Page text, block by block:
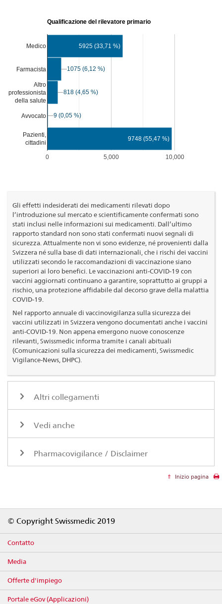
Qualificazione del rilevatore primario
0 5,000 10,000
Medico
Farmacista
Altro
professionista
della salute
Avvocato
Pazienti,
cittadini
5925 (33,71 %)
1075 (6,12 %)
1075 (6,12 %)
818 (4,65 %)
818 (4,65 %)
9 (0,05 %)
9 (0,05 %)
9748 (55,47 %)
Gli effetti indesiderati dei medicamenti rilevati dopo
l’introduzione sul mercato e scientificamente confermati sono
stati inclusi nelle informazioni sui medicamenti. Dall’ultimo
rapporto standard non sono stati confermati nuovi segnali di
sicurezza. Attualmente non vi sono evidenze, né provenienti dalla
Svizzera né sulla base di dati internazionali, che i rischi dei vaccini
utilizzati secondo le raccomandazioni di vaccinazione siano
superiori ai loro benefici. Le vaccinazioni anti-COVID-19 con
vaccini aggiornati continuano a garantire, soprattutto ai gruppi a
rischio, una protezione affidabile dal decorso grave della malattia
COVID-19.
Nel rapporto annuale di vaccinovigilanza sulla sicurezza dei
vaccini utilizzati in Svizzera vengono documentati anche i vaccini
anti-COVID-19. Non appena emergono nuove conoscenze
rilevanti, Swissmedic informa tramite i canali abituali
(Comunicazioni sulla sicurezza dei medicamenti, Swissmedic
Vigilance-News, DHPC).
Altri collegamenti
Vedi anche
Pharmacovigilance / Disclaimer
Inizio pagina
© Copyright Swissmedic 2019
Contatto
Media
Offerte d'impiego
Portale eGov (Applicazioni)